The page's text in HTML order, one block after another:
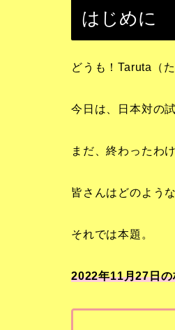
はじめに
どうも！Taruta（
今日は、日本対の
まだ、終わったわ
皆さんはどのよう
それでは本題。
2022年11月27日